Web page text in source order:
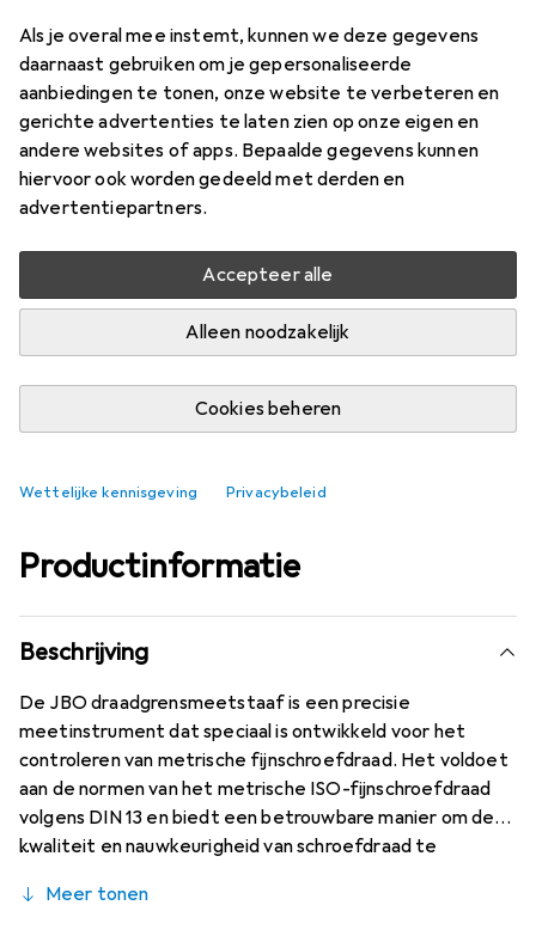
Als je overal mee instemt, kunnen we deze gegevens
daarnaast gebruiken om je gepersonaliseerde
aanbiedingen te tonen, onze website te verbeteren en
gerichte advertenties te laten zien op onze eigen en
andere websites of apps. Bepaalde gegevens kunnen
hiervoor ook worden gedeeld met derden en
advertentiepartners.
Accepteer alle
Alleen noodzakelijk
Cookies beheren
Wettelijke kennisgeving Privacybeleid
Prijs in EUR inclusief BTW
Waarderingscijfers Merk
Meer van Jbo
Levering tussen za, 15-8 en di, 18-8
In winkelmandje
gratis verzending
Productinformatie
Beschrijving
De JBO draadgrensmeetstaaf is een precisie
meetinstrument dat speciaal is ontwikkeld voor het
controleren van metrische fijnschroefdraad. Het voldoet
aan de normen van het metrische ISO-fijnschroefdraad
volgens DIN 13 en biedt een betrouwbare manier om de
kwaliteit en nauwkeurigheid van schroefdraad te
DIN ISO 1502, wat zorgt voor een hoge nauwkeurigheid
Meer tonen